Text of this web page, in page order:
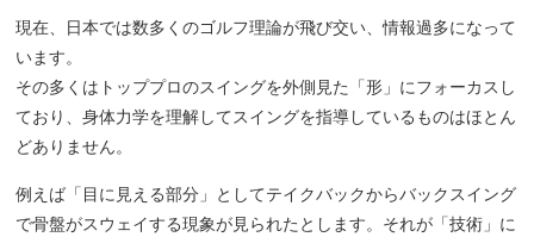
現在、日本では数多くのゴルフ理論が飛び交い、情報過多になって
います。
その多くはトッププロのスイングを外側見た「形」にフォーカスし
ており、身体力学を理解してスイングを指導しているものはほとん
どありません。
例えば「目に見える部分」としてテイクバックからバックスイング
で骨盤がスウェイする現象が見られたとします。それが「技術」に